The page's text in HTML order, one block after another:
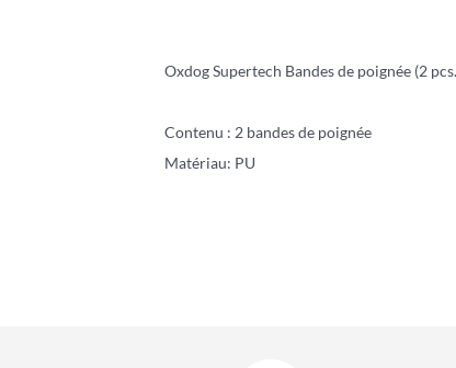
Oxdog Supertech Bandes de poignée (2
Contenu : 2 bandes de poignée
Matériau: PU